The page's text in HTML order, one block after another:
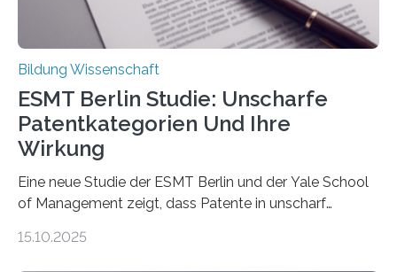
durch. Ziel ist es, herauszufinden,…
Bildung Wissenschaft
ESMT Berlin Studie: Unscharfe
Patentkategorien Und Ihre
Wirkung
Eine neue Studie der ESMT Berlin und der Yale School
of Management zeigt, dass Patente in unscharf
häufiger zu bahnbrechenden Innovationen führen und
15.10.2025